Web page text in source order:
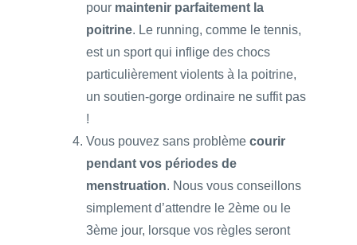
pour maintenir parfaitement la
poitrine. Le running, comme le tennis,
est un sport qui inflige des chocs
particulièrement violents à la poitrine,
un soutien-gorge ordinaire ne suffit pas
!
Vous pouvez sans problème courir
pendant vos périodes de
menstruation. Nous vous conseillons
simplement d’attendre le 2ème ou le
3ème jour, lorsque vos règles seront